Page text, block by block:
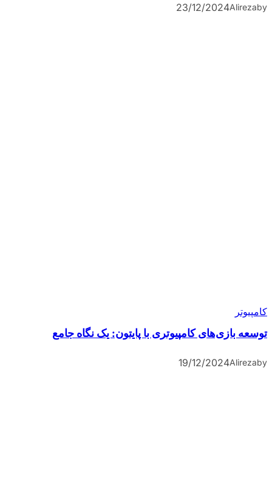
by
Alireza
23/12/2024
کامپیوتر
توسعه بازی‌های کامپیوتری با پایتون: یک نگاه جامع
by
Alireza
19/12/2024